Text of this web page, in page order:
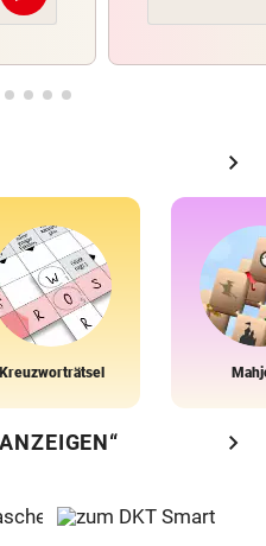
chevron_right
Kreuzworträtsel
chevron_right